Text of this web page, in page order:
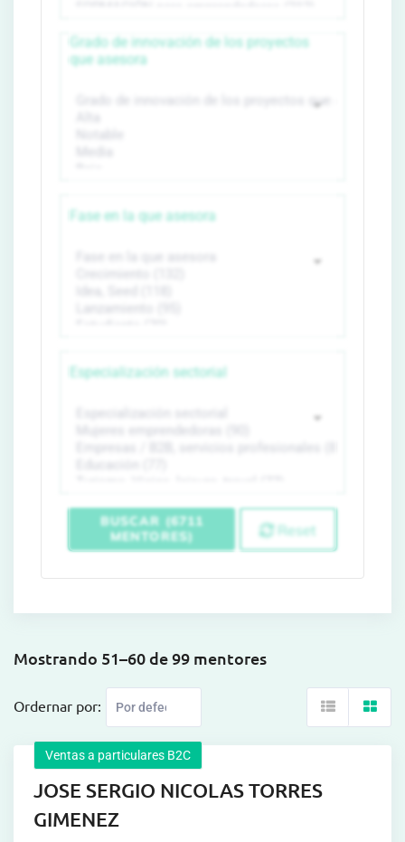
Grado de innovación de los proyectos
que asesora
Fase en la que asesora
Especialización sectorial
BUSCAR (6711
MENTORES)
Reset
Mostrando 51–60 de 99 mentores
Ordernar por:
Ventas a particulares B2C
JOSE SERGIO NICOLAS TORRES
GIMENEZ